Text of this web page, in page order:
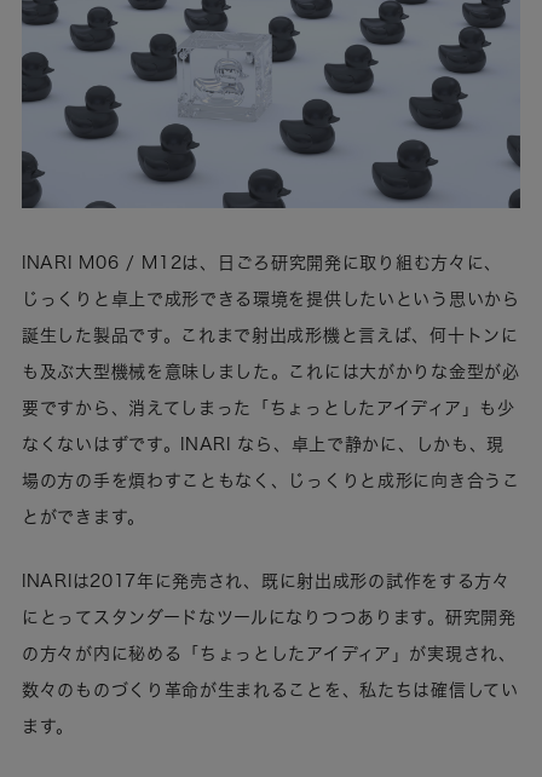
INARI M06 / M12は、日ごろ研究開発に取り組む方々に、
じっくりと卓上で成形できる環境を提供したいという思いから
誕生した製品です。これまで射出成形機と言えば、何十トンに
も及ぶ大型機械を意味しました。これには大がかりな金型が必
要ですから、消えてしまった「ちょっとしたアイディア」も少
なくないはずです。INARI なら、卓上で静かに、しかも、現
場の方の手を煩わすこともなく、じっくりと成形に向き合うこ
とができます。
INARIは2017年に発売され、既に射出成形の試作をする方々
にとってスタンダードなツールになりつつあります。研究開発
の方々が内に秘める「ちょっとしたアイディア」が実現され、
数々のものづくり革命が生まれることを、私たちは確信してい
ます。